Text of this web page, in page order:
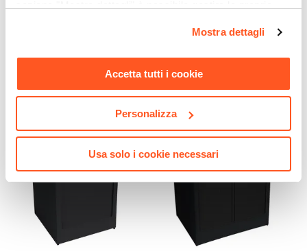
momento. Per maggiori informazioni si invita a leggere la
Mostra dettagli
Accetta tutti i cookie
Personalizza
Usa solo i cookie necessari
Interni
Apertura Vano
Serrandina
Materiale Struttura
ABS
Colore Struttura
Nero
Materiale Vasca / Lavatoio
ABS
Materiale Asse Lavaggio
Legno
Miscelatore per lavello con
Miscelatore lavello a muro
in ottone cromato con
canna girevole - Paini Pilot
€ 41,00